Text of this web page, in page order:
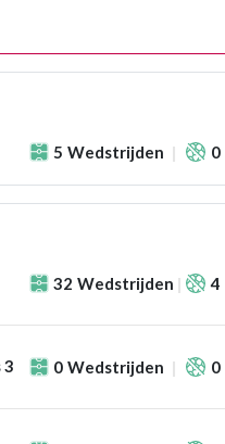
5 Wedstrijden 0
32 Wedstrijden 4
3 0 Wedstrijden 0